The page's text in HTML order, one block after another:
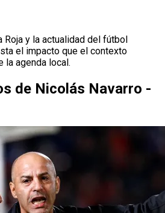
Roja y la actualidad del fútbol
el impacto que el contexto
la agenda local.
de Nicolás Navarro -